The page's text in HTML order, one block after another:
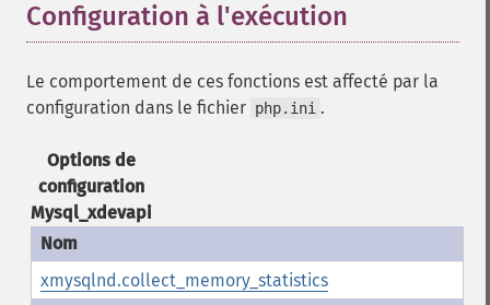
Configuration à l'exécution
Le comportement de ces fonctions est affecté par la
configuration dans le fichier php.ini .
Options de
configuration
Mysql_xdevapi
xmysqlnd.collect_memory_statistics